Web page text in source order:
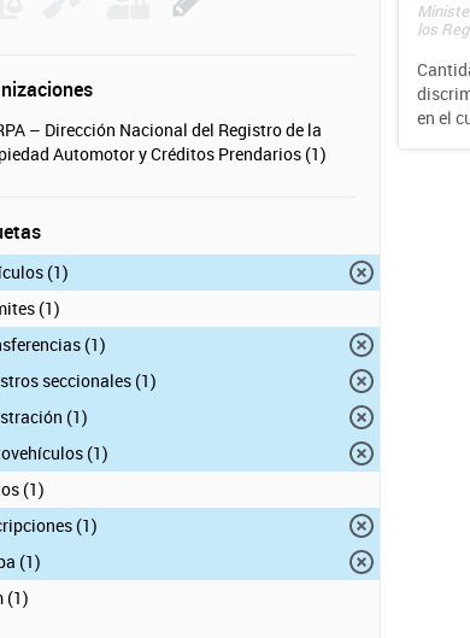
– Dirección Nacional del Registro de la
Automotor y Créditos Prendarios (1)
(1)
(1)
(1)
seccionales (1)
(1)
(1)
(1)
(1)
(1)
(1)
los
en el